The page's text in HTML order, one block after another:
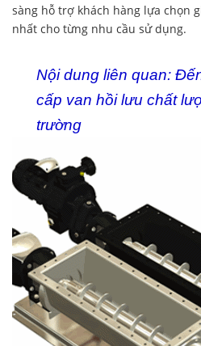
sàng hỗ trợ khách hàng lựa chọn
nhất cho từng nhu cầu sử dụng.
Nội dung liên quan:
cấp van hồi lưu chất
trường